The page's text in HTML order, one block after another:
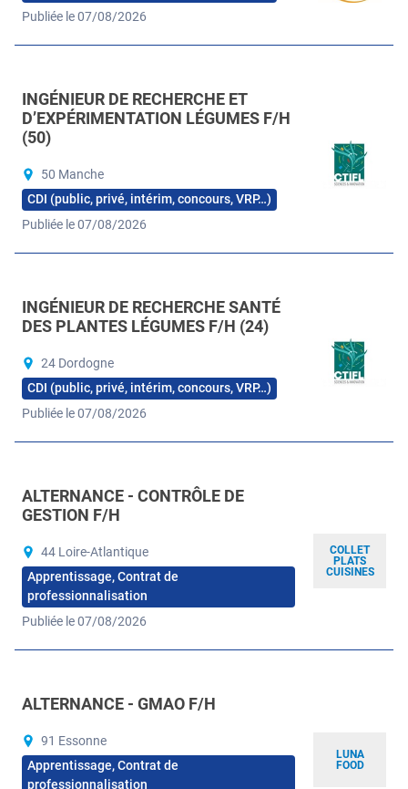
Publiée le 07/08/2026
INGÉNIEUR DE RECHERCHE ET
D’EXPÉRIMENTATION LÉGUMES F/H
(50)
50 Manche
CDI (public, privé, intérim, concours, VRP…)
Publiée le 07/08/2026
INGÉNIEUR DE RECHERCHE SANTÉ
DES PLANTES LÉGUMES F/H (24)
24 Dordogne
CDI (public, privé, intérim, concours, VRP…)
Publiée le 07/08/2026
COLLET
PLATS
CUISINES
ALTERNANCE - CONTRÔLE DE
GESTION F/H
44 Loire-Atlantique
Apprentissage, Contrat de
professionnalisation
Publiée le 07/08/2026
LUNA
FOOD
ALTERNANCE - GMAO F/H
91 Essonne
Apprentissage, Contrat de
professionnalisation